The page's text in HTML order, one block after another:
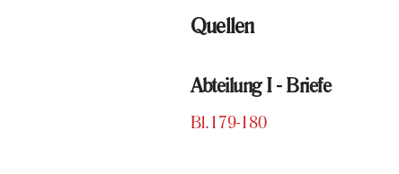
Quel­len
Ab­tei­lung I - Brie­fe
Bl.179-​180